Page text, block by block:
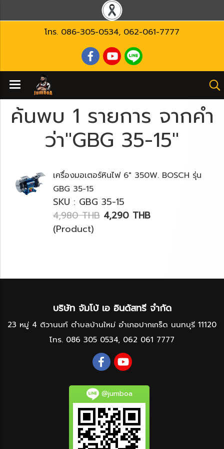
โทร. 086-305-0534, 062-061-7777
ค้นพบ 1 รายการ จากคำ
ว่า"GBG 35-15"
เครื่องมอเตอร์หินไฟ 6" 350W. BOSCH รุ่น
GBG 35-15
SKU : GBG 35-15
4,980 THB 4,290 THB
(Product)
บริษัท จัมโบ้ เอ อินดัสทรี จำกัด
23 หมู่ 4 ติวานนท์ ตำบลบ้านใหม่ อำเภอปากเกร็ด นนทบุรี 11120
โทร. 086 305 0534, 062 061 7777
@jumboa